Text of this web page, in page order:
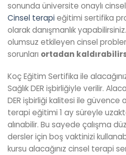
sonunda üniversite onaylı
Cinsel terapi eğitimi sertifika
olarak danışmanlık yapabilirsiniz.
olumsuz etkileyen cinsel
sorunları ortadan
Koç Eğitim Sertifika ile
Sağlık DER işbirliğiyle verilir.
DER işbirliği kalitesi ile güvence
terapi eğitimi 1 ay süreyle
alınabilir. Bu sayede çalışma
dersler için boş vaktinizi
kursu alacağınız cinsel terapi